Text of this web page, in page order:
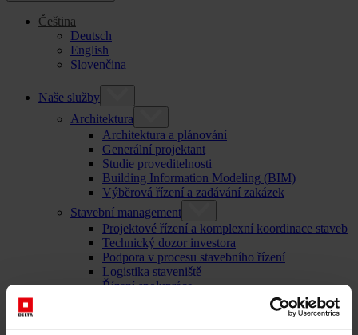
Čeština
Deutsch
English
Slovenčina
Naše služby
Architektura
Architektura a plánování
Generální projektant
Studie proveditelnosti
Building Information Modeling (BIM)
Výběrová řízení a zadávání zakázek
Stavební management
Projektové řízení a komplexní koordinace staveb
Technický dozor investora
Podpora v procesu stavebního řízení
Logistika staveniště
Řízení spolupráce
Management výběrového řízení a zadávání